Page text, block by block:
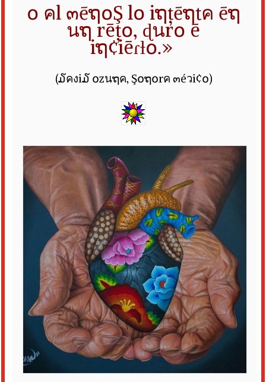
໐ คl ๓ēຖ໐Ş l໐ iຖțēຖtค ēຖ
นຖ rēț໐, ɖนr໐ ē
iຖ¢iēɾƚ໐.»
(໓คงi໓ ໐zนຖค, Ş໐ຖ໐rค ๓éวi¢໐)